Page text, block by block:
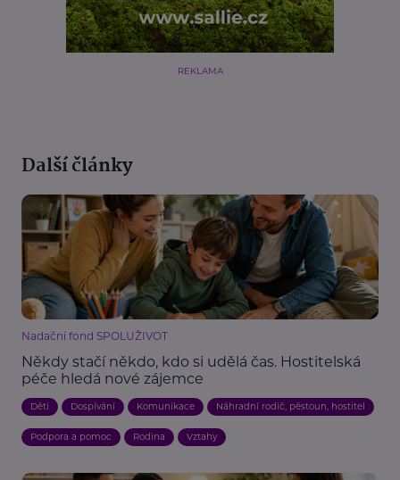
REKLAMA
Další články
Nadační fond SPOLUŽIVOT
Někdy stačí někdo, kdo si udělá čas. Hostitelská
péče hledá nové zájemce
Děti Dospívání Komunikace Náhradní rodič, pěstoun, hostitel
Podpora a pomoc Rodina Vztahy